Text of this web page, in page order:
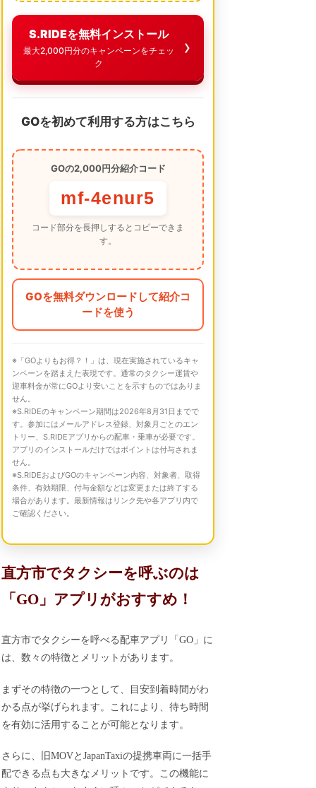
S.RIDEを無料インストール
最大2,000円分のキャンペーンをチェッ
ク
GOを初めて利用する方はこちら
GOの2,000円分紹介コード
mf-4enur5
コード部分を長押しするとコピーできま
す。
GOを無料ダウンロードして紹介コ
ードを使う
※「GOよりもお得？！」は、現在実施されているキャ
ンペーンを踏まえた表現です。通常のタクシー運賃や
迎車料金が常にGOより安いことを示すものではありま
せん。
※S.RIDEのキャンペーン期間は2026年8月31日までで
す。参加にはメールアドレス登録、対象月ごとのエン
トリー、S.RIDEアプリからの配車・乗車が必要です。
アプリのインストールだけではポイントは付与されま
せん。
※S.RIDEおよびGOのキャンペーン内容、対象者、取得
条件、有効期限、付与金額などは変更または終了する
場合があります。最新情報はリンク先や各アプリ内で
ご確認ください。
直方市でタクシーを呼ぶのは
「GO」アプリがおすすめ！
直方市でタクシーを呼べる配車アプリ「GO」に
は、数々の特徴とメリットがあります。
まずその特徴の一つとして、目安到着時間がわ
かる点が挙げられます。これにより、待ち時間
を有効に活用することが可能となります。
さらに、旧MOVとJapanTaxiの提携車両に一括手
配できる点も大きなメリットです。この機能に